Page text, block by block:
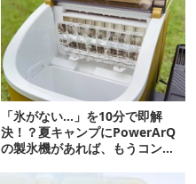
「氷がない…」を10分で即解
決！？夏キャンプにPowerArQ
の製氷機があれば、もうコンビ